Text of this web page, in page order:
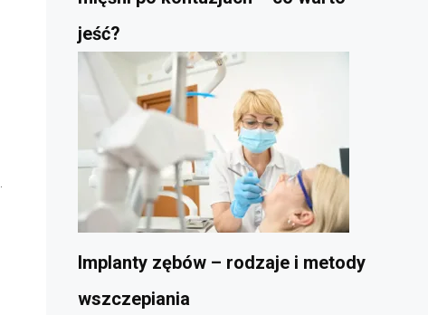
jeść?
Implanty zębów – rodzaje i metody
wszczepiania